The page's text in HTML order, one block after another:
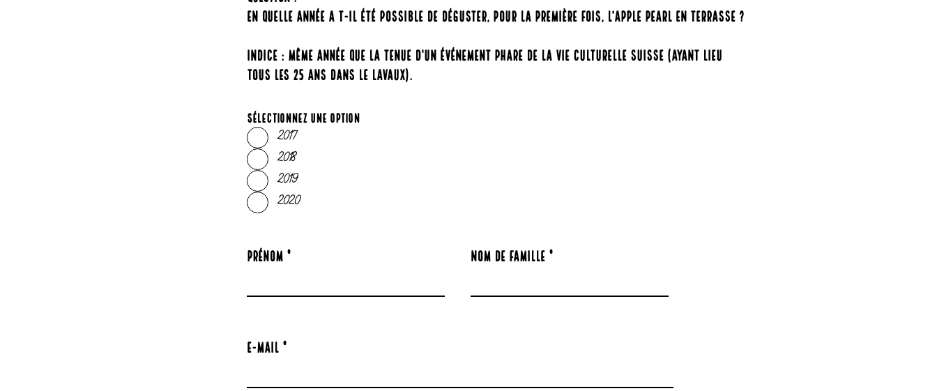
En quelle année a t-il été possible de déguster, pour la première fois, l’Apple Pearl en terrasse ?
indice : même année que la tenue d'un événement phare de la vie culturelle suisse (ayant lieu
tous les 25 ans dans le lavaux).
Sélectionnez une option
2017
2018
2019
2020
Prénom Nom de famille
E-mail